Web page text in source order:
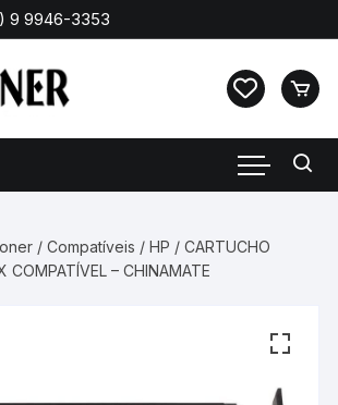
/Compatíveis /HP / CARTUCHO
COMPATÍVEL – CHINAMATE